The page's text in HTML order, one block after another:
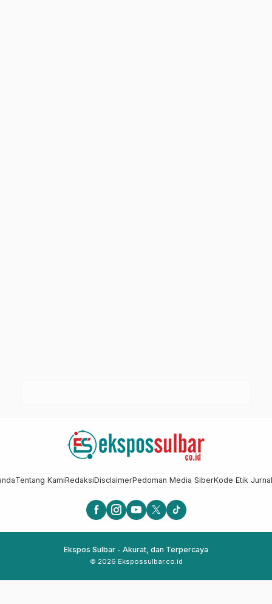
Tentang KamiRedaksiDisclaimerPedoman Media SiberKode Etik
Ekspos Sulbar - Akurat, dan Terpercaya
© 2026 Ekspossulbar.co.id